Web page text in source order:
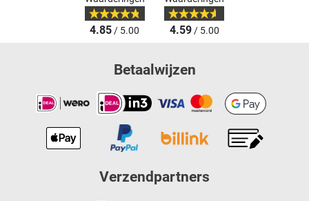
4.85/ 5.00 4.59/ 5.00
Betaalwijzen
Verzendpartners